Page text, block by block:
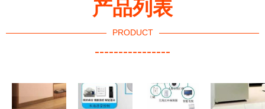
产品列表
PRODUCT
----------------